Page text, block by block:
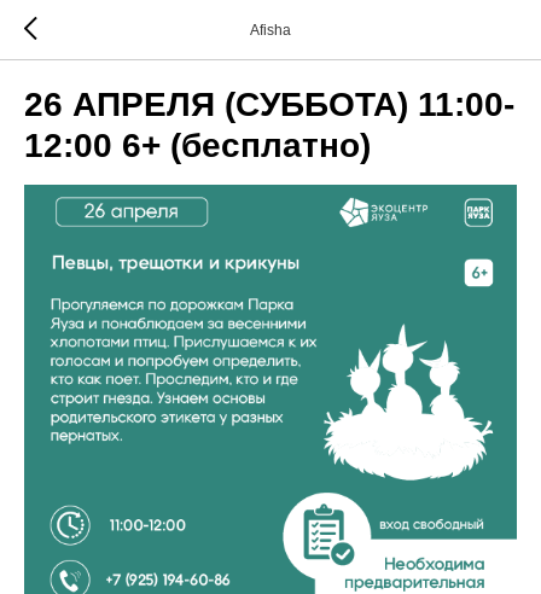
Afisha
26 АПРЕЛЯ (СУББОТА) 11:00-
12:00 6+ (бесплатно)